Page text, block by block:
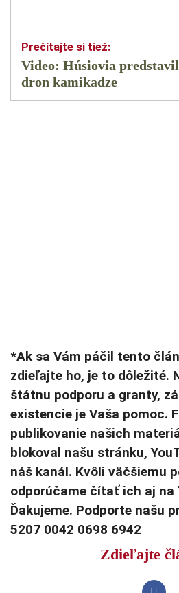
Video: Húsiovia
dron kamikadze
*Ak sa Vám páčil tento
zdieľajte ho, je to dôležité.
štátnu podporu a granty,
existencie je Vaša pomoc.
publikovanie našich
blokoval našu stránku,
náš kanál. Kvôli väčšiemu
odporúčame čítať ich aj na
Ďakujeme. Podporte našu
5207 0042 0698 6942
Zdieľajte